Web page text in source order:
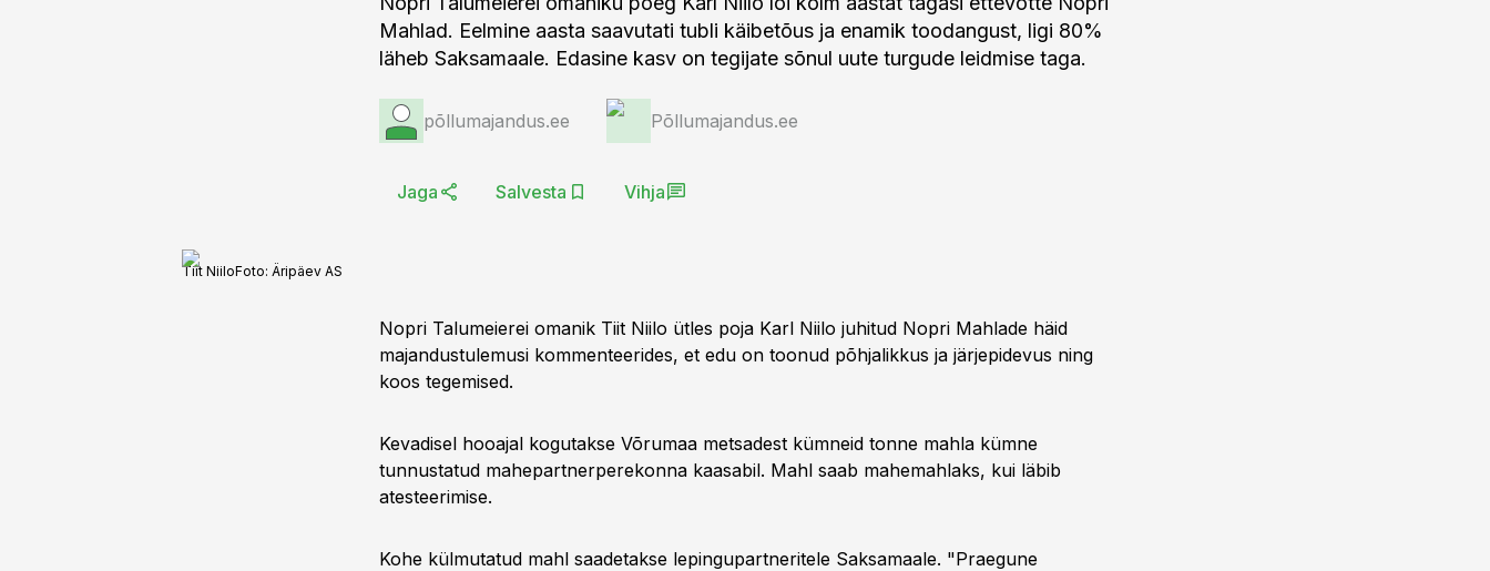
Mahlad. Eelmine aasta saavutati tubli käibetõus ja enamik toodangust, ligi 80%
läheb Saksamaale. Edasine kasv on tegijate sõnul uute turgude leidmise taga.
põllumajandus.ee Põllumajandus.ee
Jaga Salvesta Vihja
Tiit NiiloFoto: Äripäev AS
Nopri Talumeierei omanik Tiit Niilo ütles poja Karl Niilo juhitud Nopri Mahlade häid
majandustulemusi kommenteerides, et edu on toonud põhjalikkus ja järjepidevus ning
koos tegemised.
Kevadisel hooajal kogutakse Võrumaa metsadest kümneid tonne mahla kümne
tunnustatud mahepartnerperekonna kaasabil. Mahl saab mahemahlaks, kui läbib
atesteerimise.
Kohe külmutatud mahl saadetakse lepingupartneritele Saksamaale. "Praegune